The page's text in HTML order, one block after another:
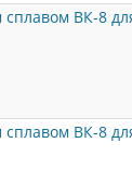
ВК-8
ВК-8